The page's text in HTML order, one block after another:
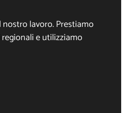
lavoro. Prestiamo
e utilizziamo